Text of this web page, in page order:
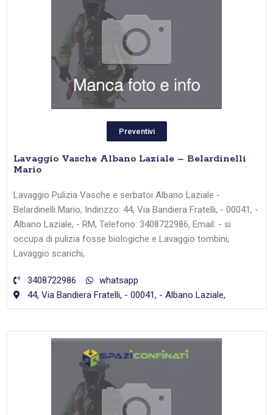
Preventivi
Lavaggio Vasche Albano Laziale – Belardinelli
Mario
Lavaggio Pulizia Vasche e serbatoi Albano Laziale -
Belardinelli Mario, Indirizzo: 44, Via Bandiera Fratelli, - 00041, -
Albano Laziale, - RM, Telefono: 3408722986, Email: - si
occupa di pulizia fosse biologiche e Lavaggio tombini,
Lavaggio scarichi,
3408722986
whatsapp
44, Via Bandiera Fratelli, - 00041, - Albano Laziale,